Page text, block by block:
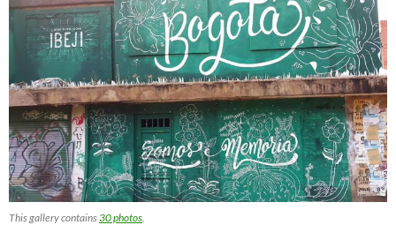
This gallery contains30 photos